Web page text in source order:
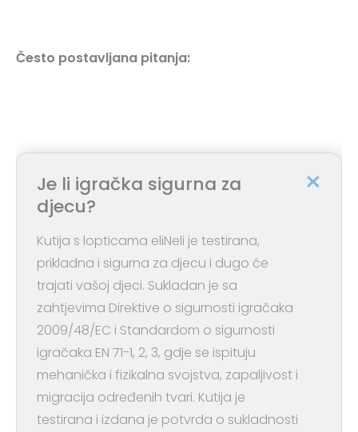
Često postavljana pitanja:
Je li igračka sigurna za
djecu?
Kutija s lopticama eliNeli je testirana,
prikladna i sigurna za djecu i dugo će
trajati vašoj djeci. Sukladan je sa
zahtjevima Direktive o sigurnosti igračaka
2009/48/EC i Standardom o sigurnosti
igračaka EN 71-1, 2, 3, gdje se ispituju
mehanička i fizikalna svojstva, zapaljivost i
migracija određenih tvari. Kutija je
testirana i izdana je potvrda o sukladnosti